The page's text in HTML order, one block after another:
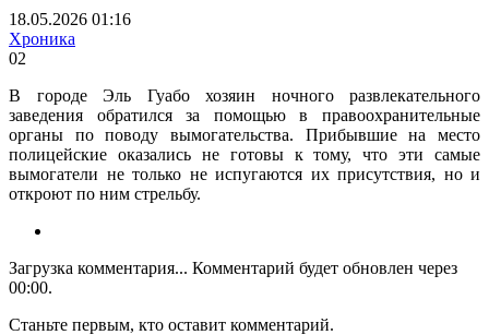
18.05.2026 01:16
Хроника
02
В городе Эль Гуабо хозяин ночного развлекательного
заведения обратился за помощью в правоохранительные
органы по поводу вымогательства. Прибывшие на место
полицейские оказались не готовы к тому, что эти самые
вымогатели не только не испугаются их присутствия, но и
откроют по ним стрельбу.
Загрузка комментария... Комментарий будет обновлен через
00:00.
Станьте первым, кто оставит комментарий.